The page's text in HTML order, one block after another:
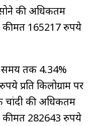
की अधिकतम
165217 रुपये
समय तक 4.34%
प्रति किलोग्राम पर
चांदी की अधिकतम
282643 रुपये